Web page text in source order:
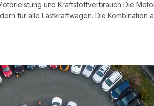
und Kraftstoffverbrauch Die
für alle Lastkraftwagen. Die Kombination